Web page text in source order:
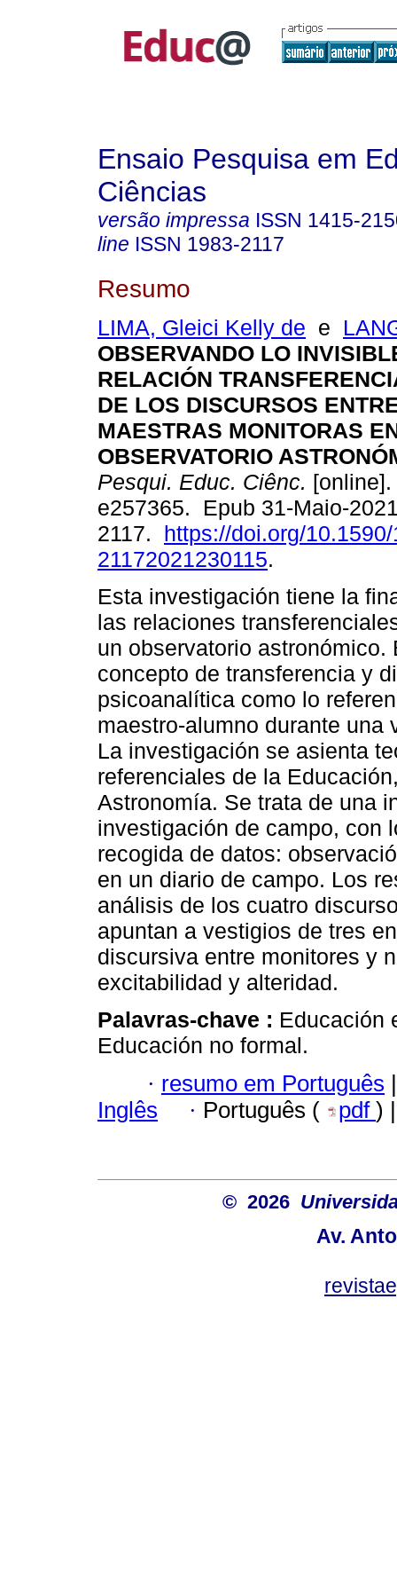
Ensaio Pesquisa em
Ciências
versão impressa ISSN 1415-
line ISSN 1983-2117
Resumo
LIMA, Gleici Kelly de e
OBSERVANDO LO
RELACIÓN
DE LOS DISCURSOS
MAESTRAS MONITORAS
OBSERVATORIO
Pesqui. Educ. Ciênc.
e257365. Epub 31-Maio-
2117. https://doi.org/
21172021230115.
Esta investigación tiene la
las relaciones
un observatorio
concepto de transferencia y
psicoanalítica como lo
maestro-alumno durante una
La investigación se asienta
referenciales de la
Astronomía. Se trata de una
investigación de campo, con
recogida de datos:
en un diario de campo. Los
análisis de los cuatro
apuntan a vestigios de tres
discursiva entre monitores y
excitabilidad y alteridad.
Palavras-chave : Educación
Educación no formal.
· resumo em Português |
Inglês
· Português ( pdf )
© 2026
Av.